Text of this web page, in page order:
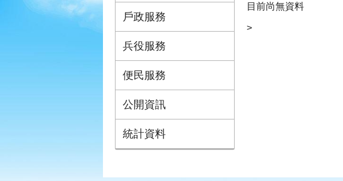
戶政服務
兵役服務
便民服務
公開資訊
統計資料
目前尚無資料
>